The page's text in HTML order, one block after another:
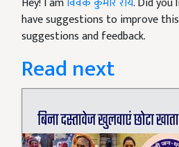
have suggestions to improve
suggestions and feedback.
Read next